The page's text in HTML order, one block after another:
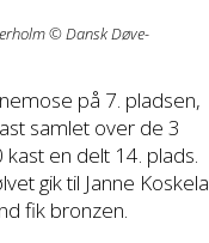
© Dansk Døve-
på 7. pladsen,
samlet over de 3
en delt 14. plads.
gik til Janne Koskela
fik bronzen.